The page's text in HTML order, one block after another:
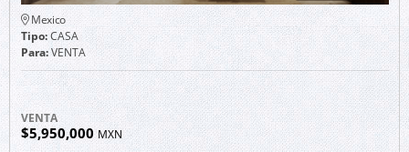
Mexico
Tipo:CASA
Para:VENTA
VENTA
$5,950,000 MXN